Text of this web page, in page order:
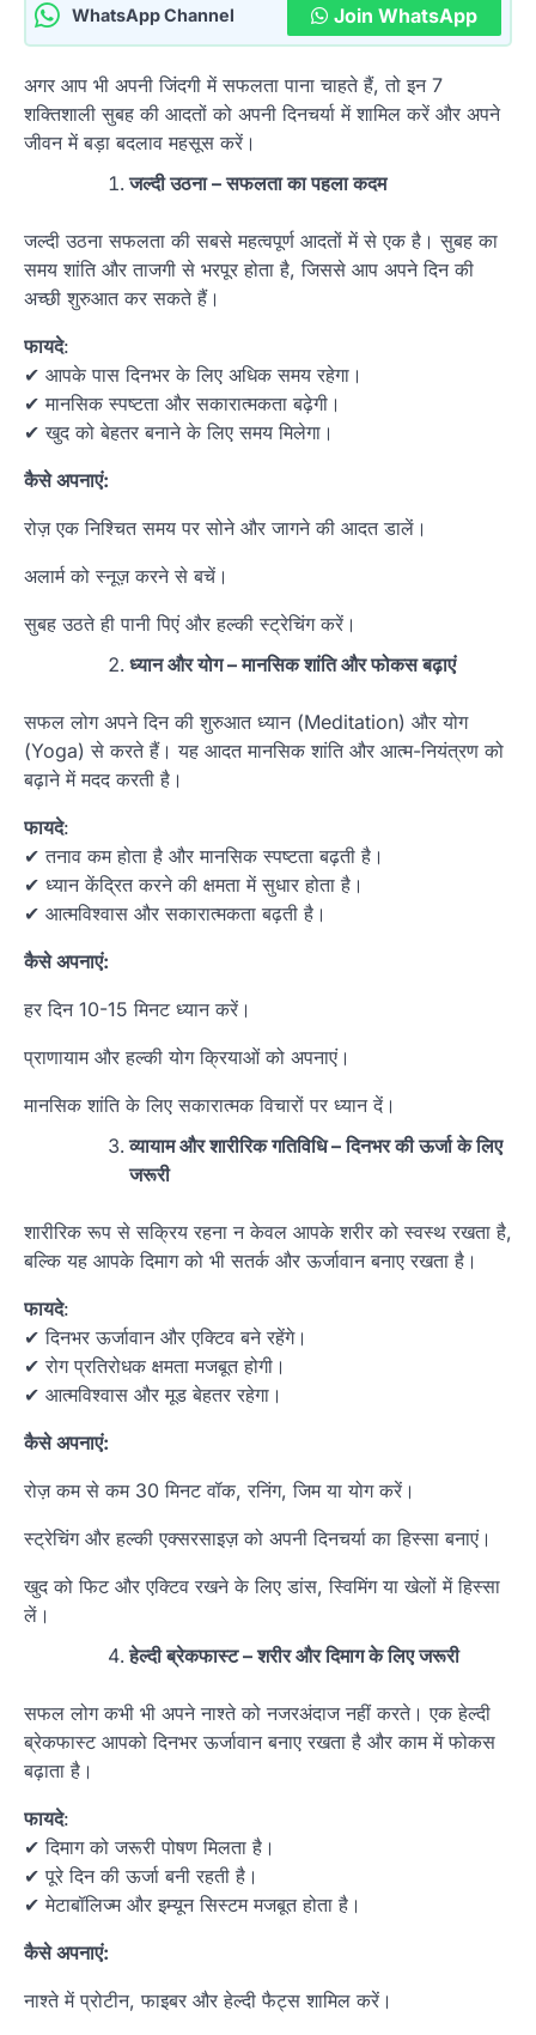
WhatsApp Channel Join WhatsApp
अगर आप भी अपनी जिंदगी में सफलता पाना चाहते हैं, तो इन 7
शक्तिशाली सुबह की आदतों को अपनी दिनचर्या में शामिल करें और अपने
जीवन में बड़ा बदलाव महसूस करें।
जल्दी उठना – सफलता का पहला कदम
जल्दी उठना सफलता की सबसे महत्वपूर्ण आदतों में से एक है। सुबह का
समय शांति और ताजगी से भरपूर होता है, जिससे आप अपने दिन की
अच्छी शुरुआत कर सकते हैं।
फायदे:
✔ आपके पास दिनभर के लिए अधिक समय रहेगा।
✔ मानसिक स्पष्टता और सकारात्मकता बढ़ेगी।
✔ खुद को बेहतर बनाने के लिए समय मिलेगा।
कैसे अपनाएं:
रोज़ एक निश्चित समय पर सोने और जागने की आदत डालें।
अलार्म को स्नूज़ करने से बचें।
सुबह उठते ही पानी पिएं और हल्की स्ट्रेचिंग करें।
ध्यान और योग – मानसिक शांति और फोकस बढ़ाएं
सफल लोग अपने दिन की शुरुआत ध्यान (Meditation) और योग
(Yoga) से करते हैं। यह आदत मानसिक शांति और आत्म-नियंत्रण को
बढ़ाने में मदद करती है।
फायदे:
✔ तनाव कम होता है और मानसिक स्पष्टता बढ़ती है।
✔ ध्यान केंद्रित करने की क्षमता में सुधार होता है।
✔ आत्मविश्वास और सकारात्मकता बढ़ती है।
कैसे अपनाएं:
हर दिन 10-15 मिनट ध्यान करें।
प्राणायाम और हल्की योग क्रियाओं को अपनाएं।
मानसिक शांति के लिए सकारात्मक विचारों पर ध्यान दें।
व्यायाम और शारीरिक गतिविधि – दिनभर की ऊर्जा के लिए
जरूरी
शारीरिक रूप से सक्रिय रहना न केवल आपके शरीर को स्वस्थ रखता है,
बल्कि यह आपके दिमाग को भी सतर्क और ऊर्जावान बनाए रखता है।
फायदे:
✔ दिनभर ऊर्जावान और एक्टिव बने रहेंगे।
✔ रोग प्रतिरोधक क्षमता मजबूत होगी।
✔ आत्मविश्वास और मूड बेहतर रहेगा।
कैसे अपनाएं:
रोज़ कम से कम 30 मिनट वॉक, रनिंग, जिम या योग करें।
स्ट्रेचिंग और हल्की एक्सरसाइज़ को अपनी दिनचर्या का हिस्सा बनाएं।
खुद को फिट और एक्टिव रखने के लिए डांस, स्विमिंग या खेलों में हिस्सा
लें।
हेल्दी ब्रेकफास्ट – शरीर और दिमाग के लिए जरूरी
सफल लोग कभी भी अपने नाश्ते को नजरअंदाज नहीं करते। एक हेल्दी
ब्रेकफास्ट आपको दिनभर ऊर्जावान बनाए रखता है और काम में फोकस
बढ़ाता है।
फायदे:
✔ दिमाग को जरूरी पोषण मिलता है।
✔ पूरे दिन की ऊर्जा बनी रहती है।
✔ मेटाबॉलिज्म और इम्यून सिस्टम मजबूत होता है।
कैसे अपनाएं:
नाश्ते में प्रोटीन, फाइबर और हेल्दी फैट्स शामिल करें।